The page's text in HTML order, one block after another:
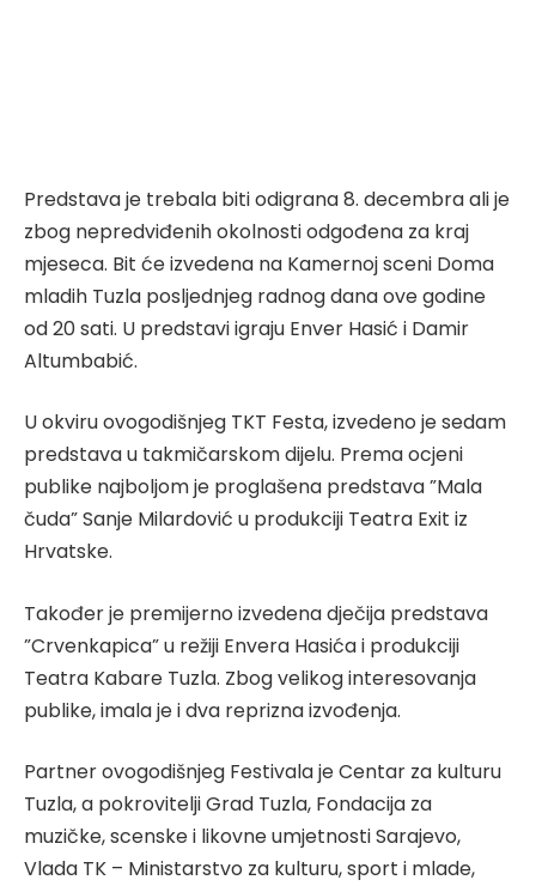
Predstava je trebala biti odigrana 8. decembra ali je
zbog nepredviđenih okolnosti odgođena za kraj
mjeseca. Bit će izvedena na Kamernoj sceni Doma
mladih Tuzla posljednjeg radnog dana ove godine
od 20 sati. U predstavi igraju Enver Hasić i Damir
Altumbabić.
U okviru ovogodišnjeg TKT Festa, izvedeno je sedam
predstava u takmičarskom dijelu. Prema ocjeni
publike najboljom je proglašena predstava ”Mala
čuda” Sanje Milardović u produkciji Teatra Exit iz
Hrvatske.
Također je premijerno izvedena dječija predstava
”Crvenkapica” u režiji Envera Hasića i produkciji
Teatra Kabare Tuzla. Zbog velikog interesovanja
publike, imala je i dva reprizna izvođenja.
Partner ovogodišnjeg Festivala je Centar za kulturu
Tuzla, a pokrovitelji Grad Tuzla, Fondacija za
muzičke, scenske i likovne umjetnosti Sarajevo,
Vlada TK – Ministarstvo za kulturu, sport i mlade,